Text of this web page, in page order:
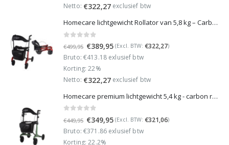
€499,95. €389,95.
Netto: €322,27exclusief btw
Homecare lichtgewicht Rollator van 5,8 kg – Carbon rollator tot 150 kg draaggewicht – Dubbel opvouwbaar en inclusief reistas - Rood
out of 5
€499,95 Oorspronkelijke
prijs
was:
€499,95.
€389,95Huidige
prijs
€389,95.
(Excl. BTW: €322,27)
Bruto: €413.18 exlusief btw
Korting: 22%
Netto: €322,27exclusief btw
Homecare premium lichtgewicht 5,4 kg - carbon rollator - 150 kg draaggewicht - Opvouwbaar - Groen - incl stokhouder
€449,95 Oorspronkelijke
prijs
was:
€349,95Huidige
prijs
(Excl. BTW: €321,06)
Bruto: €371.86 exlusief btw
Korting: 22.2%